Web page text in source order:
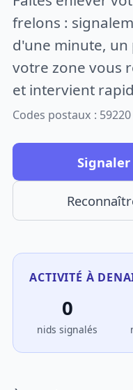
frelons :
d'une minute,
votre zone vous
et intervient
Codes postaux : 59220
ACTIVITÉ À
0
nids signalés